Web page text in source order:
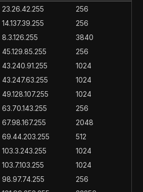
23.26.42.255
256
14.137.39.255
256
8.3.126.255
3840
45.129.85.255
256
43.240.91.255
1024
43.247.63.255
1024
49.128.107.255
1024
63.70.143.255
256
67.98.167.255
2048
69.44.203.255
512
103.3.243.255
1024
103.7.103.255
1024
98.97.74.255
256